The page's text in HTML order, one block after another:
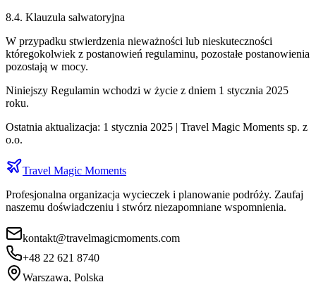
8.4. Klauzula salwatoryjna
W przypadku stwierdzenia nieważności lub nieskuteczności
któregokolwiek z postanowień regulaminu, pozostałe postanowienia
pozostają w mocy.
Niniejszy Regulamin wchodzi w życie z dniem 1 stycznia 2025
roku.
Ostatnia aktualizacja: 1 stycznia 2025 | Travel Magic Moments sp. z
o.o.
Travel Magic Moments
Profesjonalna organizacja wycieczek i planowanie podróży. Zaufaj
naszemu doświadczeniu i stwórz niezapomniane wspomnienia.
kontakt@travelmagicmoments.com
+48 22 621 8740
Warszawa, Polska